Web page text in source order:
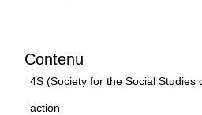
Contenu
4S (Society for the Social Studies
action